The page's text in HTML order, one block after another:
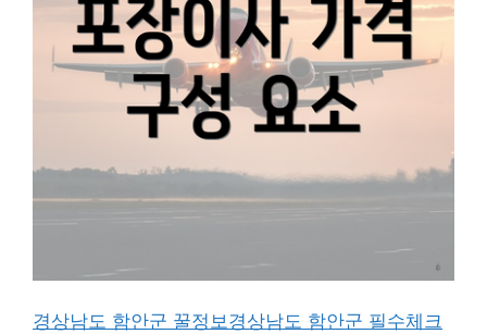
경상남도 함안군 꿀정보경상남도 함안군 필수체크